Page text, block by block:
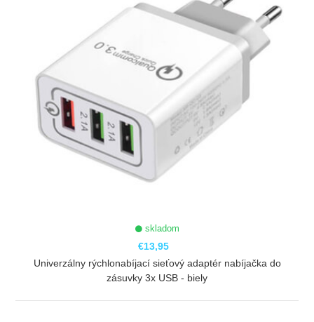
skladom
€13,95
Univerzálny rýchlonabíjací sieťový adaptér nabíjačka do
zásuvky 3x USB - biely